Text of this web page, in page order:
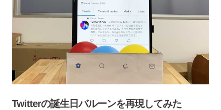
Twitterの誕生日バルーンを再現してみた